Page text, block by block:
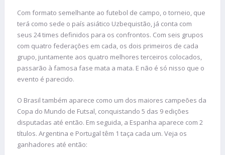
Com formato semelhante ao futebol de campo, o torneio, que
terá como sede o país asiático Uzbequistão, já conta com
seus 24 times definidos para os confrontos. Com seis grupos
com quatro federações em cada, os dois primeiros de cada
grupo, juntamente aos quatro melhores terceiros colocados,
passarão à famosa fase mata a mata. E não é só nisso que o
evento é parecido.
O Brasil também aparece como um dos maiores campeões da
Copa do Mundo de Futsal, conquistando 5 das 9 edições
disputadas até então. Em seguida, a Espanha aparece com 2
títulos. Argentina e Portugal têm 1 taça cada um. Veja os
ganhadores até então: